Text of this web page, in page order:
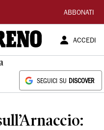
ABBONATI
ACCEDI
SEGUICI SU DISCOVER